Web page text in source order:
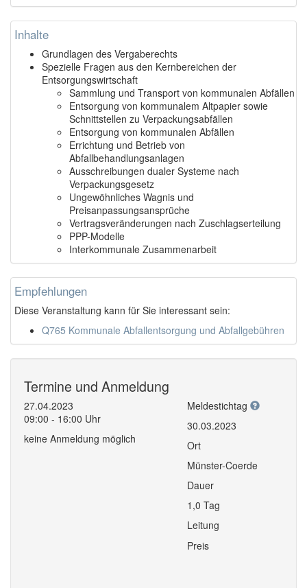
Inhalte
Grundlagen des Vergaberechts
Spezielle Fragen aus den Kernbereichen der
Entsorgungswirtschaft
Sammlung und Transport von kommunalen Abfällen
Entsorgung von kommunalem Altpapier sowie
Schnittstellen zu Verpackungsabfällen
Entsorgung von kommunalen Abfällen
Errichtung und Betrieb von
Abfallbehandlungsanlagen
Ausschreibungen dualer Systeme nach
Verpackungsgesetz
Ungewöhnliches Wagnis und
Preisanpassungsansprüche
Vertragsveränderungen nach Zuschlagserteilung
PPP-Modelle
Interkommunale Zusammenarbeit
Empfehlungen
Diese Veranstaltung kann für Sie interessant sein:
Q765 Kommunale Abfallentsorgung und Abfallgebühren
Termine und Anmeldung
27.04.2023
09:00 - 16:00 Uhr
keine Anmeldung möglich
Meldestichtag
30.03.2023
Ort
Münster-Coerde
Dauer
1,0 Tag
Leitung
Preis